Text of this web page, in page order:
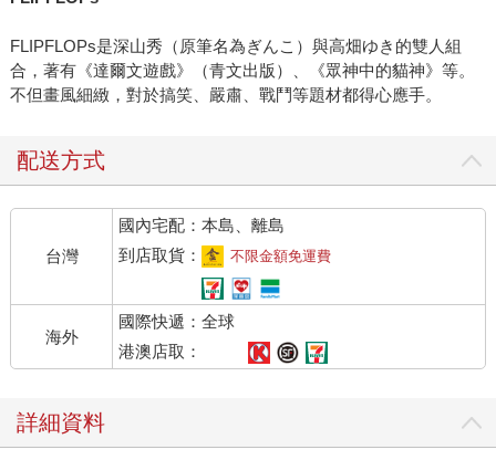
FLIPFLOPs是深山秀（原筆名為ぎんこ）與高畑ゆき的雙人組
合，著有《達爾文遊戲》（青文出版）、《眾神中的貓神》等。
不但畫風細緻，對於搞笑、嚴肅、戰鬥等題材都得心應手。
配送方式
台灣
國內宅配：本島、離島
到店取貨：
不限金額免運費
海外
國際快遞：全球
港澳店取：
詳細資料